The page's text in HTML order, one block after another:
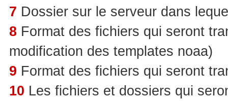
7 Dossier sur le serveur dans
8 Format des fichiers qui seront
modification des templates noaa)
9 Format des fichiers qui seront
10 Les fichiers et dossiers qui